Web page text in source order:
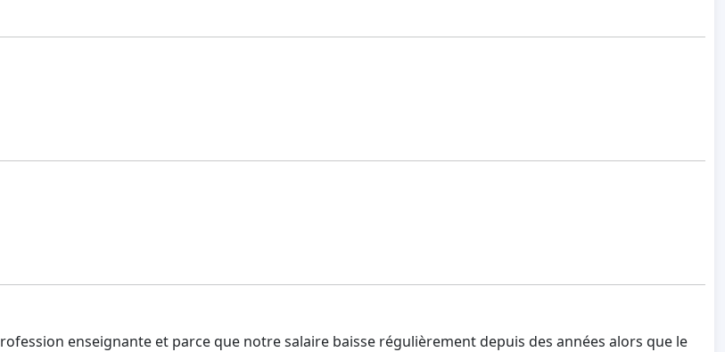
enseignante et parce que notre salaire baisse régulièrement depuis des années alors que le